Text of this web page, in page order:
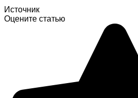
Источник
Оцените статью